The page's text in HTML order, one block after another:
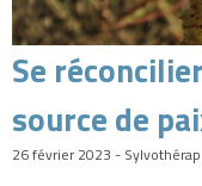
Se
source de
26 février 2023 -